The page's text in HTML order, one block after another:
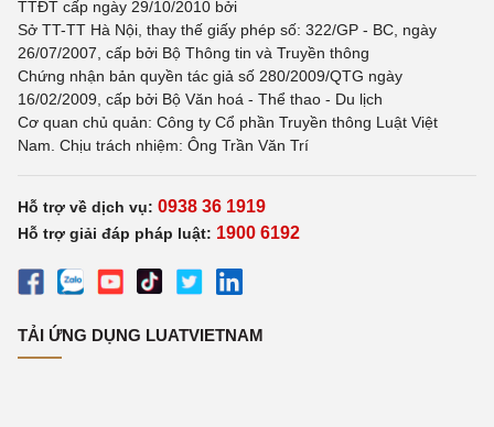
TTĐT cấp ngày 29/10/2010 bởi
Sở TT-TT Hà Nội, thay thế giấy phép số: 322/GP - BC, ngày
26/07/2007, cấp bởi Bộ Thông tin và Truyền thông
Chứng nhận bản quyền tác giả số 280/2009/QTG ngày
16/02/2009, cấp bởi Bộ Văn hoá - Thể thao - Du lịch
Cơ quan chủ quản: Công ty Cổ phần Truyền thông Luật Việt
Nam. Chịu trách nhiệm: Ông Trần Văn Trí
Hỗ trợ về dịch vụ: 0938 36 1919
Hỗ trợ giải đáp pháp luật: 1900 6192
TẢI ỨNG DỤNG LUATVIETNAM